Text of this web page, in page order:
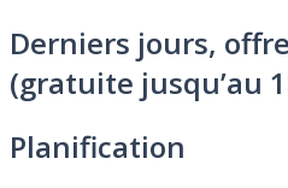
Derniers jours,
(gratuite jusqu’au
Planification